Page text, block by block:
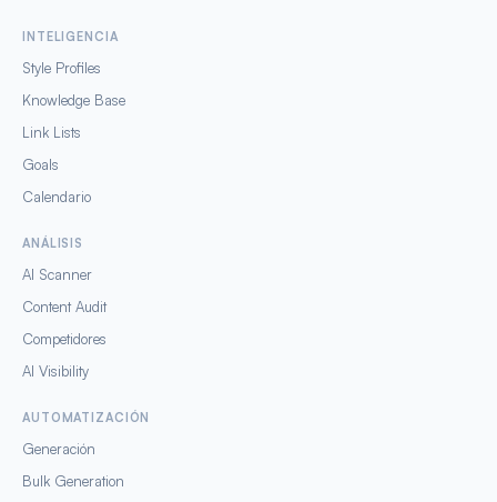
INTELIGENCIA
Style Profiles
Knowledge Base
Link Lists
Goals
Calendario
ANÁLISIS
AI Scanner
Content Audit
Competidores
AI Visibility
AUTOMATIZACIÓN
Generación
Bulk Generation